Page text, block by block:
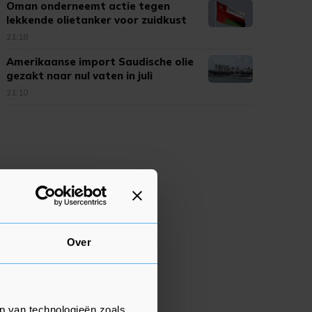
Over
van technologieën zoals
Oman onderneemt actie tegen
lekkende olietanker voor zuidkust
21:18
Amerikaanse import Saudische olie
gezakt naar nul vaten in juli
21:10